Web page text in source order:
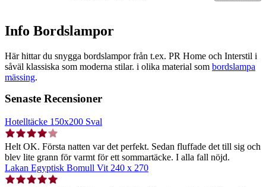
Info Bordslampor
Här hittar du snygga bordslampor från t.ex. PR Home och Interstil i
såväl klassiska som moderna stilar. i olika material som bordslampa
mässing.
Senaste Recensioner
Hotelltäcke 150x200 Sval
Helt OK. Första natten var det perfekt. Sedan fluffade det till sig och
blev lite grann för varmt för ett sommartäcke. I alla fall nöjd.
Lakan Egyptisk Bomull Vit 240 x 270